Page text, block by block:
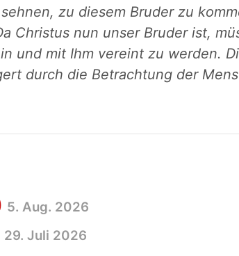
zu diesem Bruder zu
Christus nun unser Bruder ist,
und mit Ihm vereint zu werden.
durch die Betrachtung der
5. Aug. 2026
29. Juli 2026